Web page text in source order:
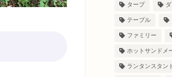
タープ
テーブル
ファミリー
ホットサンドメ
ランタンスタン